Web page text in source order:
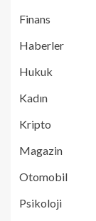
Finans
Haberler
Hukuk
Kadın
Kripto
Magazin
Otomobil
Psikoloji